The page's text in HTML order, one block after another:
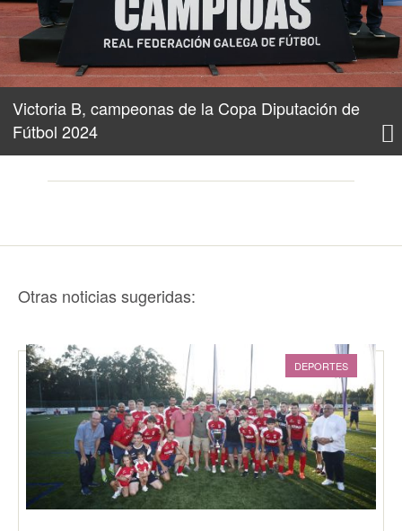
Victoria B, campeonas de la Copa Diputación de
Fútbol 2024
Otras noticias sugeridas:
DEPORTES